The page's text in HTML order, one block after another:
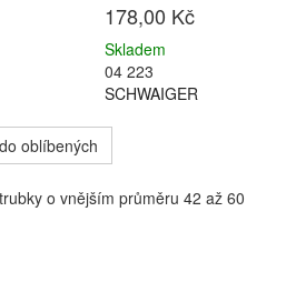
178,00 Kč
Skladem
04 223
SCHWAIGER
oblíbených
o vnějším průměru 42 až 60